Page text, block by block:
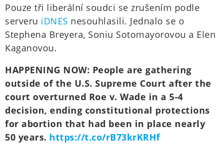
Pouze tři liberální soudci se zrušením podle
serveru iDNES nesouhlasili. Jednalo se o
Stephena Breyera, Soniu Sotomayorovou a Elen
Kaganovou.
HAPPENING NOW: People are gathering
outside of the U.S. Supreme Court after the
court overturned Roe v. Wade in a 5-4
decision, ending constitutional protections
for abortion that had been in place nearly
50 years. https://t.co/rB73krKRHf